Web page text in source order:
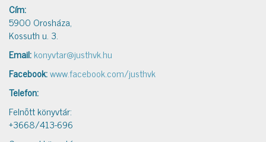
Cím:
5900 Orosháza,
Kossuth u. 3.
Email:konyvtar@justhvk.hu
Facebook:www.facebook.com/justhvk
Telefon:
Felnőtt könyvtár:
+3668/413-696